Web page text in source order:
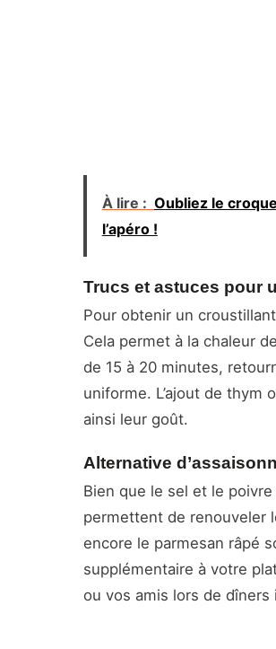
À lire : Oubliez le
l’apéro !
Trucs et astuces pour
Pour obtenir un
Cela permet à la chaleur
de 15 à 20 minutes,
uniforme. L’ajout de thym
ainsi leur goût.
Alternative
Bien que le sel et le
permettent de renouveler
encore le parmesan râpé
supplémentaire à votre
ou vos amis lors de dîners